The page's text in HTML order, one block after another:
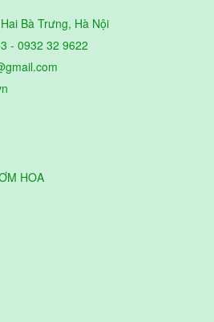
Bà Trưng, Hà Nội
- 0932 32 9622
HOA